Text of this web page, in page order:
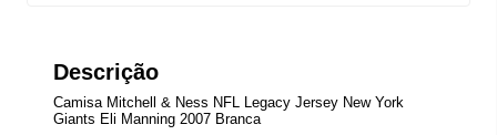
Descrição
Camisa Mitchell & Ness NFL Legacy Jersey New York
Giants Eli Manning 2007 Branca